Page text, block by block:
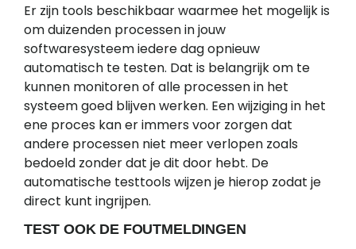
Er zijn tools beschikbaar waarmee het mogelijk is
om duizenden processen in jouw
softwaresysteem iedere dag opnieuw
automatisch te testen. Dat is belangrijk om te
kunnen monitoren of alle processen in het
systeem goed blijven werken. Een wijziging in het
ene proces kan er immers voor zorgen dat
andere processen niet meer verlopen zoals
bedoeld zonder dat je dit door hebt. De
automatische testtools wijzen je hierop zodat je
direct kunt ingrijpen.
TEST OOK DE FOUTMELDINGEN